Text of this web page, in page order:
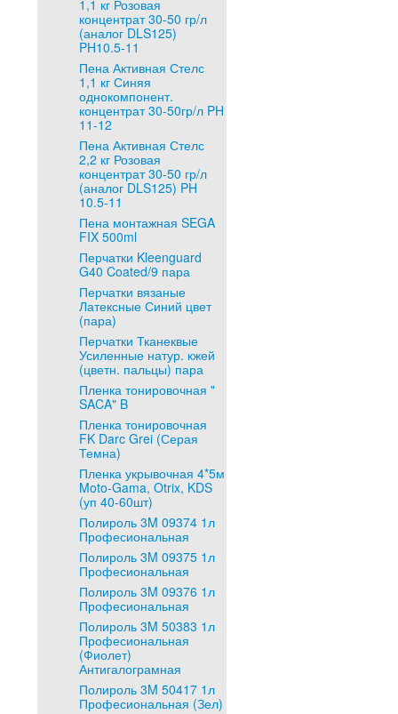
1,1 кг Розовая
концентрат 30-50 гр/л
(аналог DLS125)
PH10.5-11
Пена Активная Стелс
1,1 кг Синяя
однокомпонент.
концентрат 30-50гр/л PH
11-12
Пена Активная Стелс
2,2 кг Розовая
концентрат 30-50 гр/л
(аналог DLS125) PH
10.5-11
Пена монтажная SEGA
FIX 500ml
Перчатки Kleenguard
G40 Coated/9 пара
Перчатки вязаные
Латексные Синий цвет
(пара)
Перчатки Тканеквые
Усиленные натур. кжей
(цветн. пальцы) пара
Пленка тонировочная "
SACA" B
Пленка тонировочная
FK Darc Grei (Серая
Темна)
Пленка укрывочная 4*5м
Moto-Gama, Otrix, KDS
(уп 40-60шт)
Полироль 3M 09374 1л
Професиональная
Полироль 3M 09375 1л
Професиональная
Полироль 3M 09376 1л
Професиональная
Полироль 3M 50383 1л
Професиональная
(Фиолет)
Антигалограмная
Полироль 3M 50417 1л
Професиональная (Зел)